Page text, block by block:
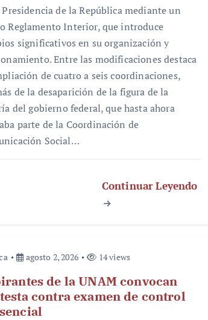
Presidencia de la República mediante un
Reglamento Interior, que introduce
significativos en su organización y
Entre las modificaciones destaca
de cuatro a seis coordinaciones,
de la desaparición de la figura de la
del gobierno federal, que hasta ahora
parte de la Coordinación de
Social…
Continuar Leyendo
agosto 2, 2026 14 views
de la UNAM convocan
contra examen de control